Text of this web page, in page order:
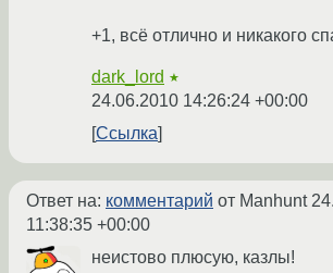
+1, всё отлично и никакого
dark_lord ★
24.06.2010 14:26:24 +00:00
Ссылка
Ответ на: комментарий от Manhunt
11:38:35 +00:00
неистово плюсую, казлы!